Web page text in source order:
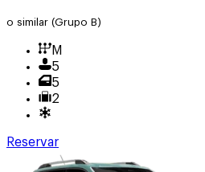
o similar (Grupo B)
M
5
5
2
Reservar